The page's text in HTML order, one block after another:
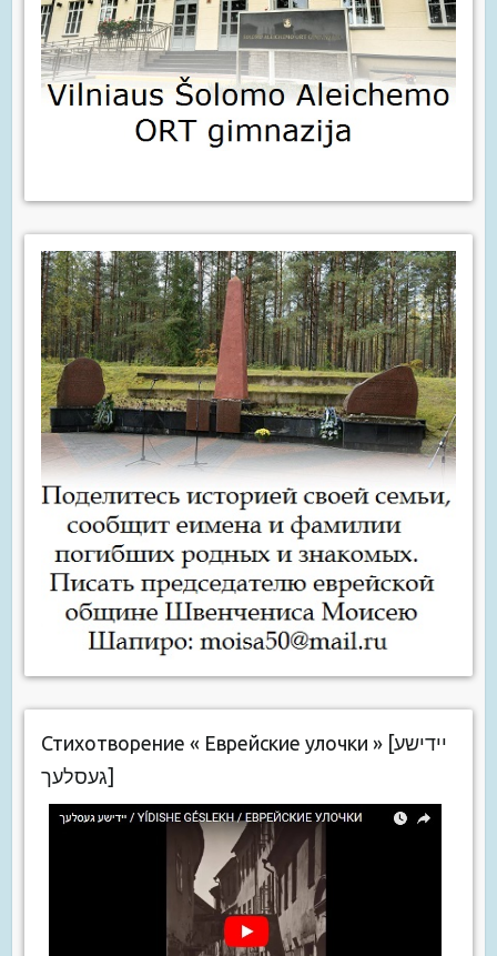
Стихотворение « Еврейские улочки » [יידישע
געסלעך]